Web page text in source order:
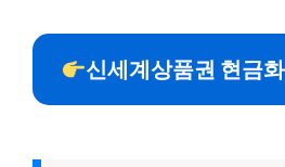
신세계상품권 현금